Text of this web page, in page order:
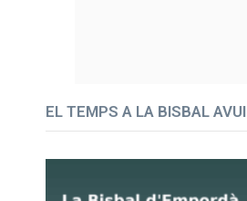
EL TEMPS A LA BISBAL AVUI